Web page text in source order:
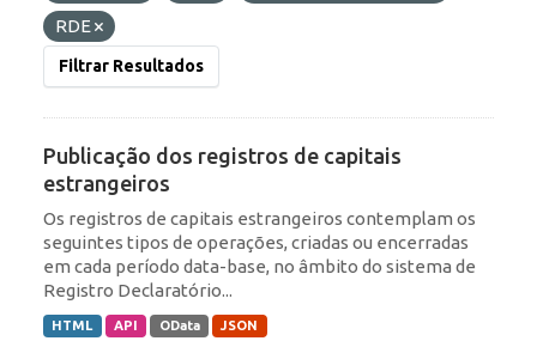
RDE
Filtrar Resultados
Publicação dos registros de capitais
estrangeiros
Os registros de capitais estrangeiros contemplam os
seguintes tipos de operações, criadas ou encerradas
em cada período data-base, no âmbito do sistema de
Registro Declaratório...
HTML API OData JSON